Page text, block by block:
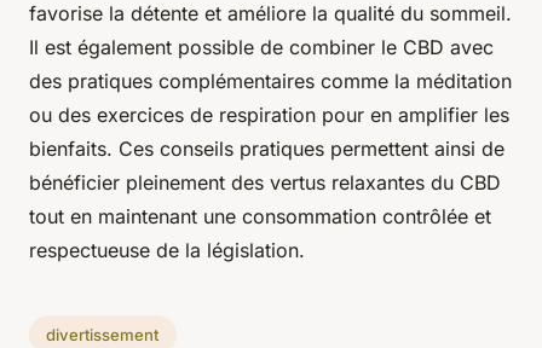
favorise la détente et améliore la qualité du sommeil.
Il est également possible de combiner le CBD avec
des pratiques complémentaires comme la méditation
ou des exercices de respiration pour en amplifier les
bienfaits. Ces conseils pratiques permettent ainsi de
bénéficier pleinement des vertus relaxantes du CBD
tout en maintenant une consommation contrôlée et
respectueuse de la législation.
divertissement